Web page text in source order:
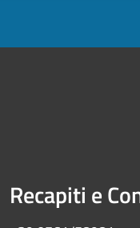
Recapiti e